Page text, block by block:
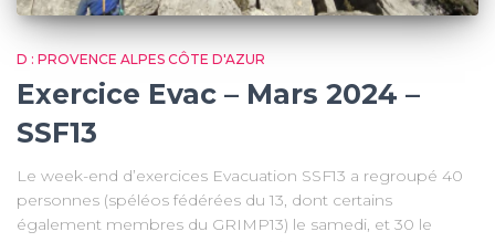
D : PROVENCE ALPES CÔTE D'AZUR
Exercice Evac – Mars 2024 –
SSF13
Le week-end d’exercices Evacuation SSF13 a regroupé 40
personnes (spéléos fédérées du 13, dont certains
également membres du GRIMP13) le samedi, et 30 le